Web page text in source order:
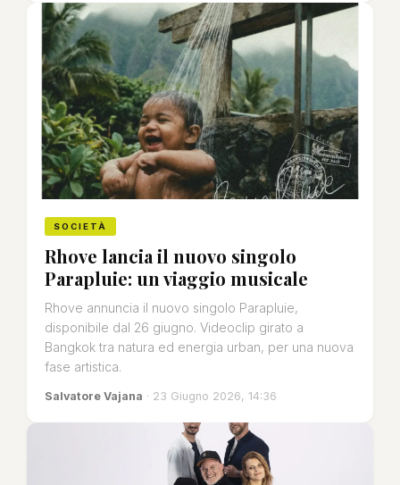
SOCIETÀ
Rhove lancia il nuovo singolo
Parapluie: un viaggio musicale
Rhove annuncia il nuovo singolo Parapluie,
disponibile dal 26 giugno. Videoclip girato a
Bangkok tra natura ed energia urban, per una nuova
fase artistica.
Salvatore Vajana · 23 Giugno 2026, 14:36